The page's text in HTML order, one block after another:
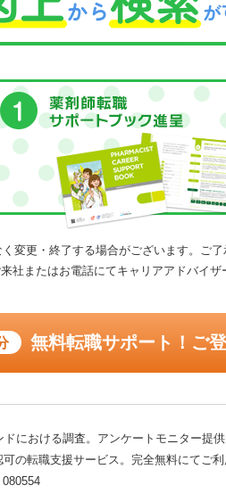
変更・終了する場合がございます。ご了
社またはお電話にてキャリアアドバイザ
無料転職サポート！ご
における調査。アンケートモニター提
の転職支援サービス。完全無料にてご利